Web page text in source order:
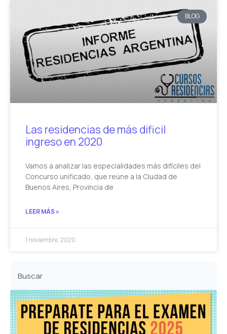
BLOG
Las residencias de más dificil
ingreso en 2020
Vamos a analizar las especialidades más difíciles del
Concurso unificado, que reúne a la Ciudad de
Buenos Aires, Provincia de
LEER MÁS »
1 noviembre, 2020